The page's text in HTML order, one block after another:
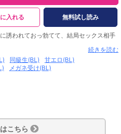
入れる 無料試し読み
誘われておっ勃てて、結局セックス相手
て、学校帰りは合コン三昧のリア充・三
ど、まわりに興味ある奴はゼロ!! 「ナマ
、ついに一人クラブへ潜入する。カラダ
る“音”に虜となる三条だったが、そこ
してプレイする姿で…!?
暗なアイツが、夜は誘うような目
？抜いてやろうか」嫌みたっぷりで挑発
フレ関係を強いる三条だったが…!?
全4話／「捨て猫に愛を与えてはいけ
子限定特典マンガ（4P）
続きを読む
同級生(BL)
甘エロ(BL)
メガネ受け(BL)
こちら